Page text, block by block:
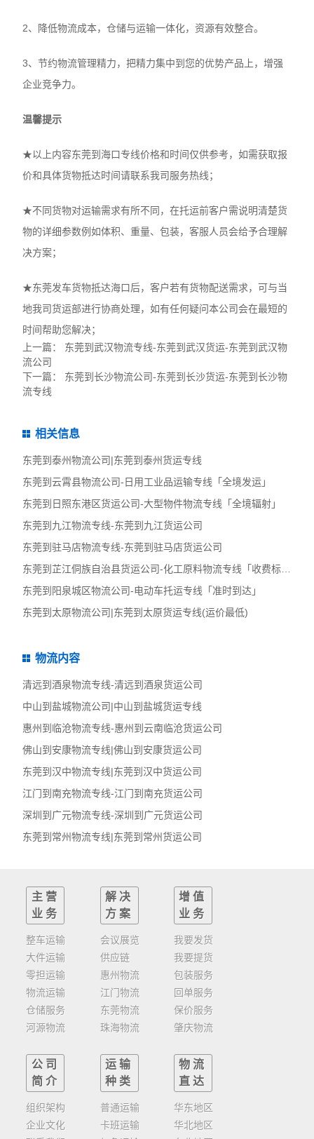
2、降低物流成本，仓储与运输一体化，资源有效整合。
3、节约物流管理精力，把精力集中到您的优势产品上，增强
企业竞争力。
温馨提示
★以上内容东莞到海口专线价格和时间仅供参考，如需获取报
价和具体货物抵达时间请联系我司服务热线；
★不同货物对运输需求有所不同，在托运前客户需说明清楚货
物的详细参数例如体积、重量、包装，客服人员会给予合理解
决方案；
★东莞发车货物抵达海口后，客户若有货物配送需求，可与当
地我司货运部进行协商处理，如有任何疑问本公司会在最短的
时间帮助您解决；
上一篇： 东莞到武汉物流专线-东莞到武汉货运-东莞到武汉物
流公司
下一篇： 东莞到长沙物流公司-东莞到长沙货运-东莞到长沙物
流专线
相关信息
东莞到泰州物流公司|东莞到泰州货运专线
东莞到云霄县物流公司-日用工业品运输专线「全境发运」
东莞到日照东港区货运公司-大型物件物流专线「全境辐射」
东莞到九江物流专线-东莞到九江货运公司
东莞到驻马店物流专线-东莞到驻马店货运公司
东莞到芷江侗族自治县货运公司-化工原料物流专线「收费标准」
东莞到阳泉城区物流公司-电动车托运专线「准时到达」
东莞到太原物流公司|东莞到太原货运专线(运价最低)
物流内容
清远到酒泉物流专线-清远到酒泉货运公司
中山到盐城物流公司|中山到盐城货运专线
惠州到临沧物流专线-惠州到云南临沧货运公司
佛山到安康物流专线|佛山到安康货运公司
东莞到汉中物流专线|东莞到汉中货运公司
江门到南充物流专线-江门到南充货运公司
深圳到广元物流专线-深圳到广元货运公司
东莞到常州物流专线|东莞到常州货运公司
主营
业务
整车运输
大件运输
零担运输
物流运输
仓储服务
河源物流
解决
方案
会议展览
供应链
惠州物流
江门物流
东莞物流
珠海物流
增值
业务
我要发货
我要提货
包装服务
回单服务
保价服务
肇庆物流
公司
简介
组织架构
企业文化
运输
种类
普通运输
卡班运输
物流
直达
华东地区
华北地区